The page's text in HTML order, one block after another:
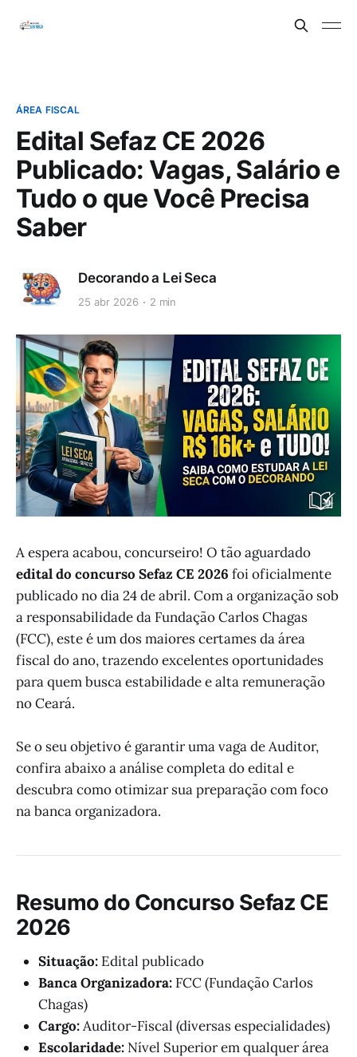
ÁREA FISCAL
Edital Sefaz CE 2026
Publicado: Vagas, Salário e
Tudo o que Você Precisa
Saber
Decorando a Lei Seca
25 abr 2026 2 min
A espera acabou, concurseiro! O tão aguardado
edital do concurso Sefaz CE 2026 foi oficialmente
publicado no dia 24 de abril. Com a organização sob
a responsabilidade da Fundação Carlos Chagas
(FCC), este é um dos maiores certames da área
fiscal do ano, trazendo excelentes oportunidades
para quem busca estabilidade e alta remuneração
no Ceará.
Se o seu objetivo é garantir uma vaga de Auditor,
confira abaixo a análise completa do edital e
descubra como otimizar sua preparação com foco
na banca organizadora.
Resumo do Concurso Sefaz CE
2026
Situação: Edital publicado
Banca Organizadora: FCC (Fundação Carlos
Chagas)
Cargo:Auditor-Fiscal (diversas especialidades)
Escolaridade: Nível Superior em qualquer área